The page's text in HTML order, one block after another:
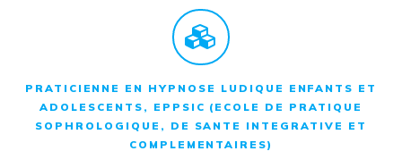
PRATICIENNE EN HYPNOSE LUDIQUE ENFANTS ET
ADOLESCENTS, EPPSIC (ECOLE DE PRATIQUE
SOPHROLOGIQUE, DE SANTE INTEGRATIVE ET
COMPLEMENTAIRES)